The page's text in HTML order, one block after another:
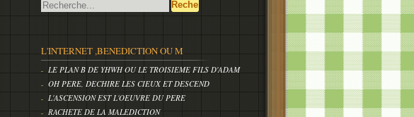
L'INTERNET ,BENEDICTION OU M
LE PLAN B DE YHWH OU LE TROISIEME FILS D'ADAM
OH PERE, DECHIRE LES CIEUX ET DESCEND
L'ASCENSION EST L'OEUVRE DU PERE
RACHETE DE LA MALEDICTION